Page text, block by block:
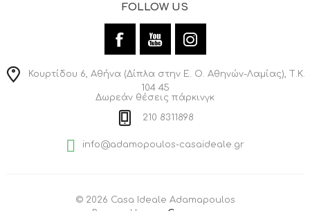
FOLLOW US
Κουρτίδου 6, Αθήνα (Δίπλα στην Ε. Ο. Αθηνών-Λαμίας), Τ.Κ.
104 45
Δωρεάν θέσεις πάρκινγκ
210 8311898
info@adamopoulos-casaideale.gr
© 2026 Casa Ideale Adamapoulos